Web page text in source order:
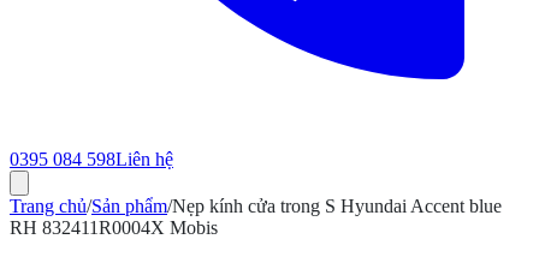
0395 084 598Liên hệ
Trang chủ/Sản phẩm/Nẹp kính cửa trong S Hyundai Accent blue
RH 832411R0004X Mobis